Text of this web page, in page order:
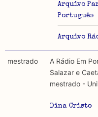
Os resultados obtidos
.csv para importação
Arquivo
Português
Arquivo
mestrado
A Rádio Em
Salazar e
mestrado -
Dina Cristo